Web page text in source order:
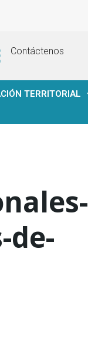
Contáctenos
TERRITORIAL
de-